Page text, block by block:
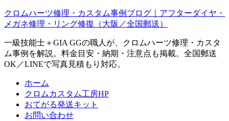
クロムハーツ修理・カスタム事例ブログ｜アフターダイヤ・
メガネ修理・リング修復（大阪／全国郵送）
一級技能士＋GIA GGの職人が、クロムハーツ修理・カスタ
ム事例を解説。料金目安・納期・注意点も掲載。全国郵送
OK／LINEで写真見積もり対応。
ホーム
クロムカスタム工房HP
おてがる発送キット
お問い合わせ